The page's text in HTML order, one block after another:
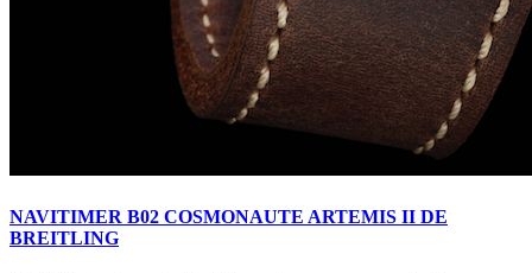
NAVITIMER B02 COSMONAUTE ARTEMIS II DE
BREITLING